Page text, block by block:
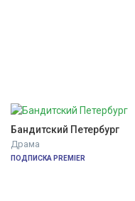
Бандитский Петербург
Драма
ПОДПИСКА PREMIER